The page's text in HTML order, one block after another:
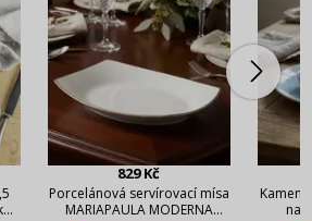
829 Kč
Porcelánová servírovací mísa
MARIAPAULA MODERNA
na